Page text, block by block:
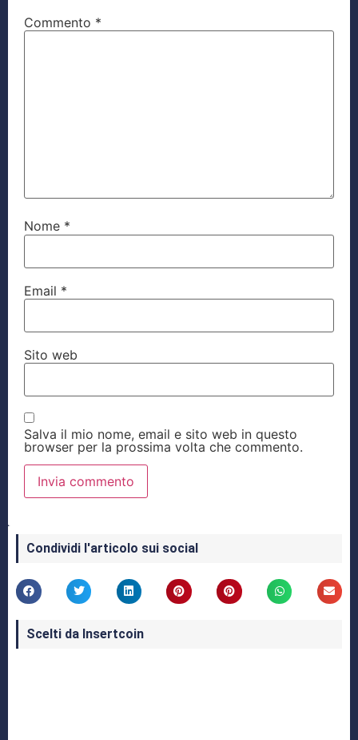
Commento *
Nome *
Email *
Sito web
Salva il mio nome, email e sito web in questo
browser per la prossima volta che commento.
Condividi l'articolo sui social
Scelti da Insertcoin